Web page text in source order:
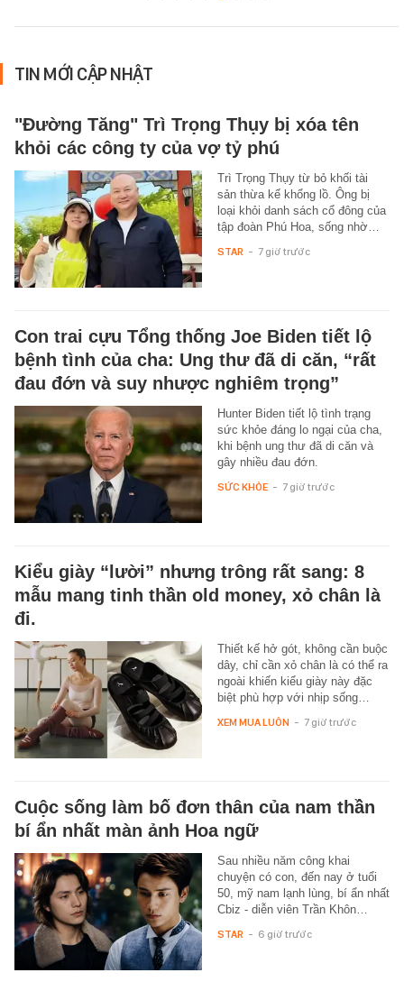
TIN MỚI CẬP NHẬT
"Đường Tăng" Trì Trọng Thụy bị xóa tên
khỏi các công ty của vợ tỷ phú
Trì Trọng Thụy từ bỏ khối tài
sản thừa kế khổng lồ. Ông bị
loại khỏi danh sách cổ đông của
tập đoàn Phú Hoa, sống nhờ…
STAR - 7 giờ trước
Con trai cựu Tổng thống Joe Biden tiết lộ
bệnh tình của cha: Ung thư đã di căn, “rất
đau đớn và suy nhược nghiêm trọng”
Hunter Biden tiết lộ tình trạng
sức khỏe đáng lo ngại của cha,
khi bệnh ung thư đã di căn và
gây nhiều đau đớn.
SỨC KHỎE - 7 giờ trước
Kiểu giày “lười” nhưng trông rất sang: 8
mẫu mang tinh thần old money, xỏ chân là
đi.
Thiết kế hở gót, không cần buộc
dây, chỉ cần xỏ chân là có thể ra
ngoài khiến kiểu giày này đặc
biệt phù hợp với nhịp sống…
XEM MUA LUÔN - 7 giờ trước
Cuộc sống làm bố đơn thân của nam thần
bí ẩn nhất màn ảnh Hoa ngữ
Sau nhiều năm công khai
chuyện có con, đến nay ở tuổi
50, mỹ nam lạnh lùng, bí ẩn nhất
Cbiz - diễn viên Trần Khôn…
STAR - 6 giờ trước